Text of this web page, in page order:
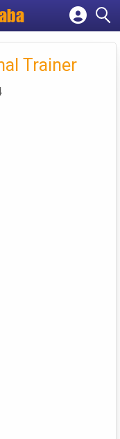
Trainer